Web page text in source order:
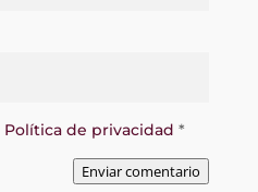
Política de privacidad *
Enviar comentario